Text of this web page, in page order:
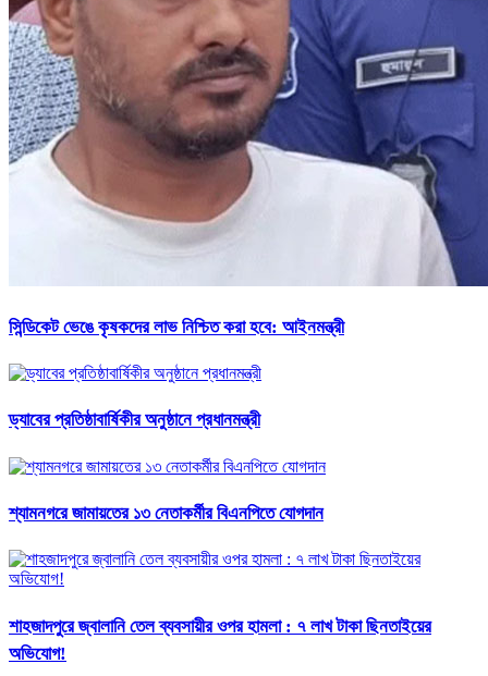
সিন্ডিকেট ভেঙে কৃষকদের লাভ নিশ্চিত করা হবে: আইনমন্ত্রী
ড্যাবের প্রতিষ্ঠাবার্ষিকীর অনুষ্ঠানে প্রধানমন্ত্রী
শ্যামনগরে জামায়তের ১৩ নেতাকর্মীর বিএনপিতে যোগদান
শাহজাদপুরে জ্বালানি তেল ব্যবসায়ীর ওপর হামলা : ৭ লাখ টাকা ছিনতাইয়ের
অভিযোগ!